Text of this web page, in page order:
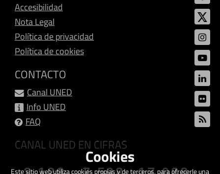
Accesibilidad
Nota Legal
Política de privacidad
Política de cookies
CONTACTO
Canal UNED
Info UNED
FAQ
CANAL UNED EN CIFRAS
Cookies
Este sitio web utiliza cookies propias y de terceros, para ofrecerle una